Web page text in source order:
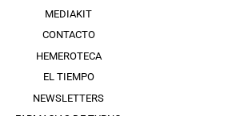
MEDIAKIT
CONTACTO
HEMEROTECA
EL TIEMPO
NEWSLETTERS